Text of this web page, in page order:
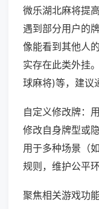
微乐湖北麻将提
遇到部分用户的
像能看到其他人
实存在此类外挂
球麻将)等，建议
自定义修改牌：
修改自身牌型或
用于多种场景（
规则，维护公平环
聚焦相关游戏功